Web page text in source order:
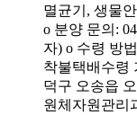
멸균기, 생물
o 분양 문의:
자) o 수령 방
착불택배수령
덕구 오송읍
원체자원관리